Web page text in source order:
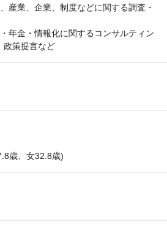
産業、企業、制度などに関する調査・
年金・情報化に関するコンサルティン
政策提言など
歳、女32.8歳)